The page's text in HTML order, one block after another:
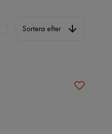
Sortera efter